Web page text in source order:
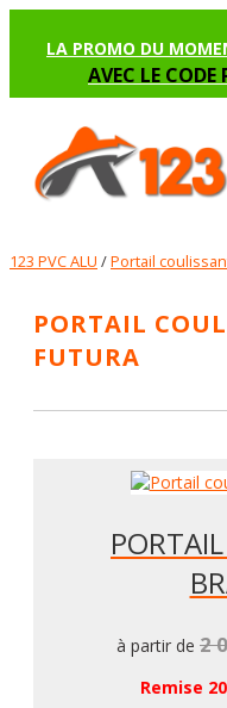
LA PROMO DU
AVEC LE
123 PVC ALU /Portail
PORTAIL
FUTURA
à partir de 2
Remise